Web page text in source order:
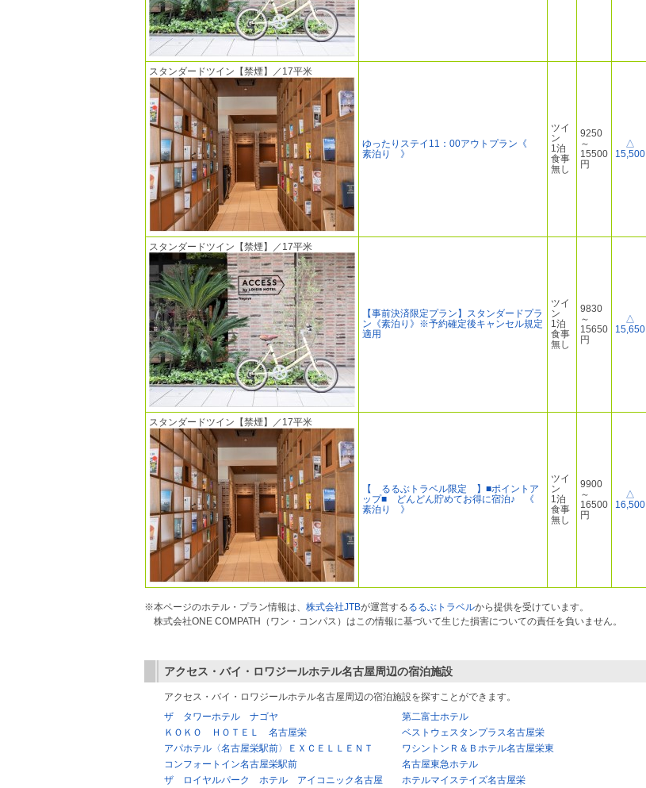
スタンダードツイン【禁煙】／17平米
ゆったりステイ11：00アウトプラン《
素泊り 》
ツイ
ン
1泊
食事
無し
9250
～
15500
円
△
15,500
スタンダードツイン【禁煙】／17平米
【事前決済限定プラン】スタンダードプラ
ン《素泊り》※予約確定後キャンセル規定
適用
ツイ
ン
1泊
食事
無し
9830
～
15650
円
△
15,650
スタンダードツイン【禁煙】／17平米
【 るるぶトラベル限定 】■ポイントア
ップ■ どんどん貯めてお得に宿泊♪ 《
素泊り 》
ツイ
ン
1泊
食事
無し
9900
～
16500
円
△
16,500
※本ページのホテル・プラン情報は、 株式会社JTBが運営するるるぶトラベルから提供を受けています。
株式会社ONE COMPATH（ワン・コンパス）はこの情報に基づいて生じた損害についての責任を負いません。
アクセス・バイ・ロワジールホテル名古屋周辺の宿泊施設
アクセス・バイ・ロワジールホテル名古屋周辺の宿泊施設を探すことができます。
ザ タワーホテル ナゴヤ
第二富士ホテル
ＫＯＫＯ ＨＯＴＥＬ 名古屋栄
ベストウェスタンプラス名古屋栄
アパホテル〈名古屋栄駅前〉ＥＸＣＥＬＬＥＮＴ
ワシントンＲ＆Ｂホテル名古屋栄東
コンフォートイン名古屋栄駅前
名古屋東急ホテル
ザ ロイヤルパーク ホテル アイコニック名古屋
ホテルマイステイズ名古屋栄